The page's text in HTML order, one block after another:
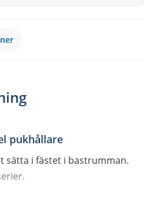
pukhållare
sätta i fästet i bastrumman.